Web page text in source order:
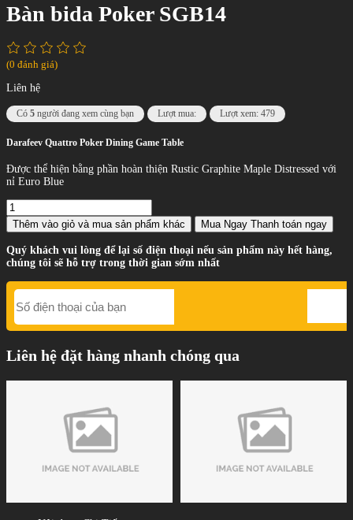
Bàn bida Poker SGB14
(0 đánh giá)
Liên hệ
Có 5 người đang xem cùng bạn Lượt mua: Lượt xem: 479
Darafeev Quattro Poker Dining Game Table
Được thể hiện bằng phần hoàn thiện Rustic Graphite Maple Distressed với
nỉ Euro Blue
Thêm vào giỏ và mua sản phẩm khác Mua Ngay Thanh toán ngay
Quý khách vui lòng để lại số điện thoại nếu sản phẩm này hết hàng,
chúng tôi sẽ hỗ trợ trong thời gian sớm nhất
Liên hệ đặt hàng nhanh chóng qua